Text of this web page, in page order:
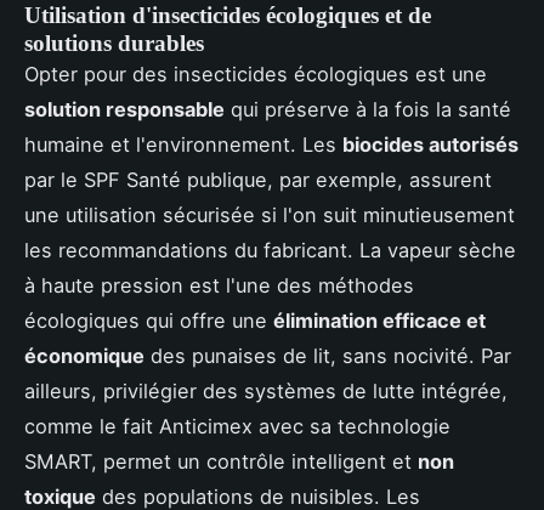
Utilisation d'insecticides écologiques et de
solutions durables
Opter pour des insecticides écologiques est une
solution responsable qui préserve à la fois la santé
humaine et l'environnement. Les biocides autorisés
par le SPF Santé publique, par exemple, assurent
une utilisation sécurisée si l'on suit minutieusement
les recommandations du fabricant. La vapeur sèche
à haute pression est l'une des méthodes
écologiques qui offre une élimination efficace et
économique des punaises de lit, sans nocivité. Par
ailleurs, privilégier des systèmes de lutte intégrée,
comme le fait Anticimex avec sa technologie
SMART, permet un contrôle intelligent et non
toxique des populations de nuisibles. Les